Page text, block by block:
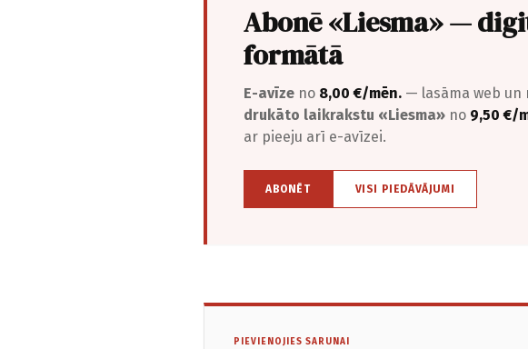
Abonē «Liesma» —
formātā
E-avīze no 8,00 €/mēn. — lasāma web un
drukāto laikrakstu «Liesma» no 9,50 €/
ar pieeju arī e-avīzei.
ABONĒT VISI PIEDĀVĀJUMI
PIEVIENOJIES SARUNAI